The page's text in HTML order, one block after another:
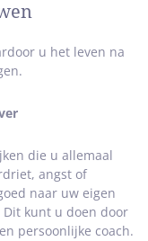
u het leven na
die u allemaal
angst of
naar uw eigen
kunt u doen door
persoonlijke coach.